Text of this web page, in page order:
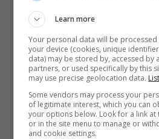
Learn more
Your personal data will be
your device (cookies, unique
data) may be stored by, accessed by
partners, or used specifically by this
may use precise geolocation data.
Some vendors may process your
of legitimate interest, which you can
your options below. Look for a link
or in the site menu to manage or
and cookie settings.